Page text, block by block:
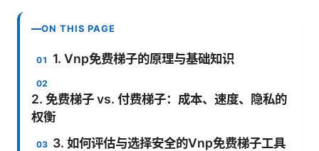
ON THIS PAGE
1. Vnp免费梯子的原理与基础知识
2. 免费梯子 vs. 付费梯子：成本、速度、隐私的
权衡
3. 如何评估与选择安全的Vnp免费梯子工具